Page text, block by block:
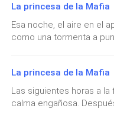
infierno. Quizás nos
y procedí a clavarle el
corazón.
La sangre salió a
rostro en el proceso.
convulsionando
La princesa de la
Esa noche, el aire en el
como una tormenta a
visibles en nuestros
ligeramente mientras
miedo. Era la
sucedido horas antes y
La princesa de la
Las siguientes horas a
calma engañosa.